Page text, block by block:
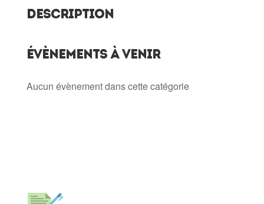
DESCRIPTION
ÉVÈNEMENTS À VENIR
Aucun évènement dans cette catégorie